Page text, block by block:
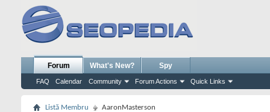
Forum
FAQ Calendar Community Forum Actions Quick Links
What's New? Spy
Listă Membru AaronMasterson